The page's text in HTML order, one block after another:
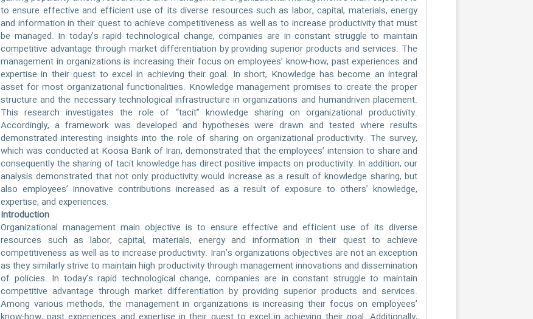
to ensure effective and efficient use of its diverse resources such as labor, capital, materials, energy
and information in their quest to achieve competitiveness as well as to increase productivity that must
be managed. In today’s rapid technological change, companies are in constant struggle to maintain
competitive advantage through market differentiation by providing superior products and services. The
management in organizations is increasing their focus on employees’ know-how, past experiences and
expertise in their quest to excel in achieving their goal. In short, Knowledge has become an integral
asset for most organizational functionalities. Knowledge management promises to create the proper
structure and the necessary technological infrastructure in organizations and humandriven placement.
This research investigates the role of “tacit” knowledge sharing on organizational productivity.
Accordingly, a framework was developed and hypotheses were drawn and tested where results
demonstrated interesting insights into the role of sharing on organizational productivity. The survey,
which was conducted at Koosa Bank of Iran, demonstrated that the employees’ intension to share and
consequently the sharing of tacit knowledge has direct positive impacts on productivity. In addition, our
analysis demonstrated that not only productivity would increase as a result of knowledge sharing, but
also employees’ innovative contributions increased as a result of exposure to others’ knowledge,
expertise, and experiences.
Introduction
Organizational management main objective is to ensure effective and efficient use of its diverse
resources such as labor, capital, materials, energy and information in their quest to achieve
competitiveness as well as to increase productivity. Iran’s organizations objectives are not an exception
as they similarly strive to maintain high productivity through management innovations and dissemination
of policies. In today’s rapid technological change, companies are in constant struggle to maintain
competitive advantage through market differentiation by providing superior products and services.
Among various methods, the management in organizations is increasing their focus on employees’